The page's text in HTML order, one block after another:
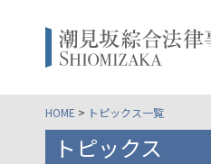
HOME > トピックス一覧
トピックス